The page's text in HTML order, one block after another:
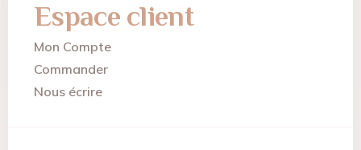
Espace client
Mon Compte
Commander
Nous écrire